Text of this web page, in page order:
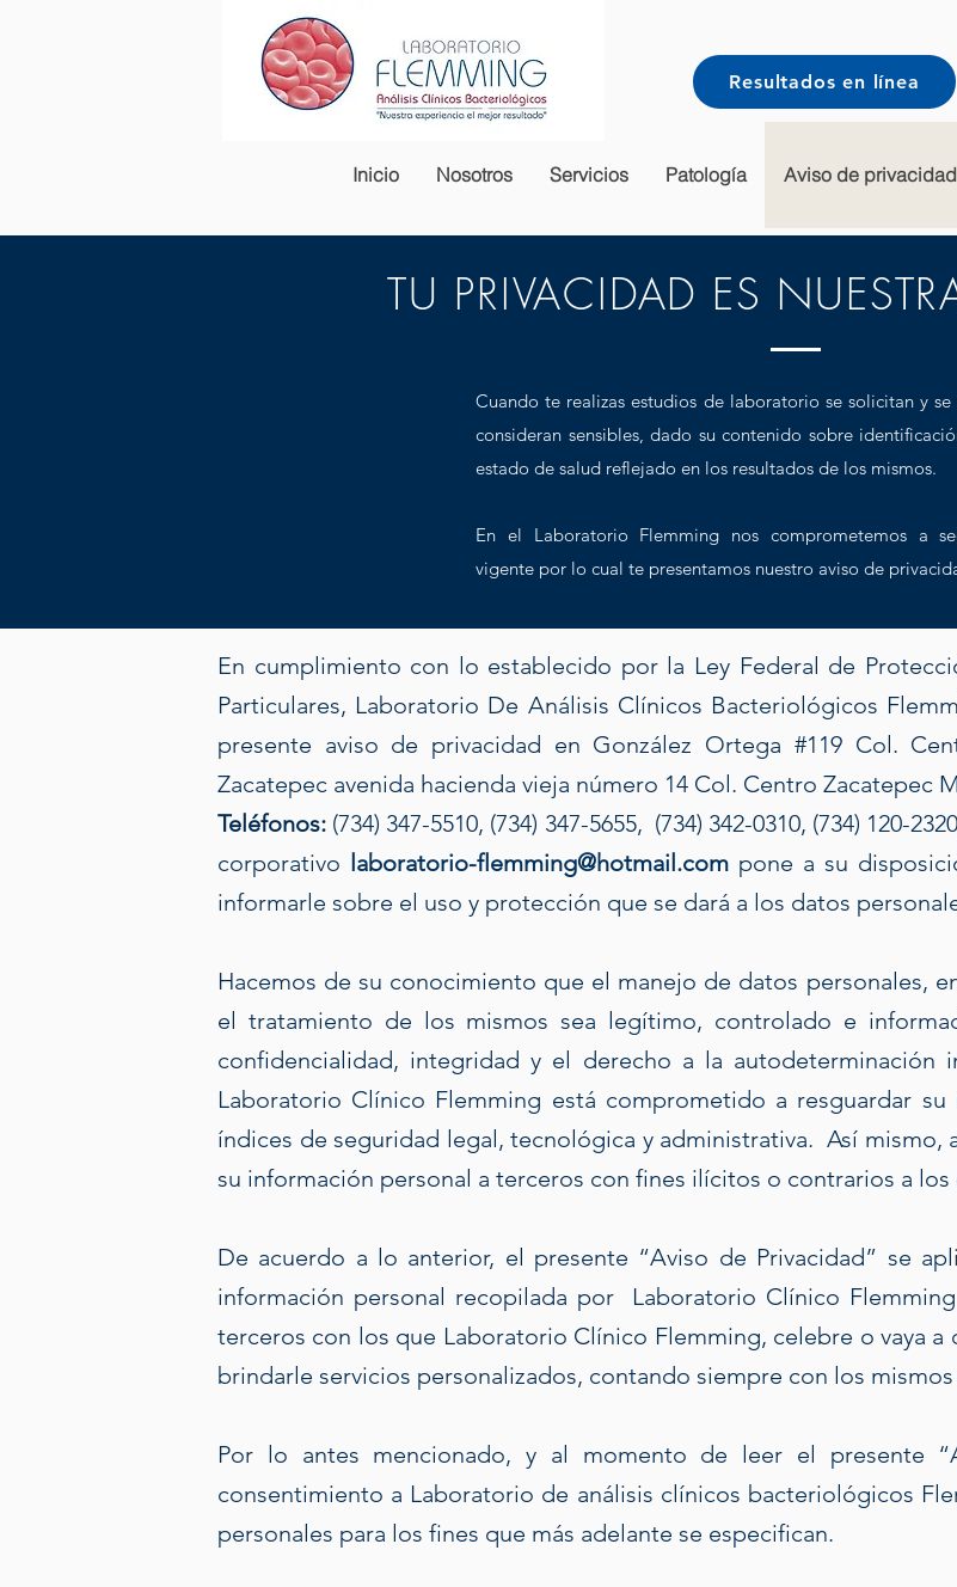
Inicio Nosotros Servicios Patología Aviso de privacidad
Resultados en línea
TU PRIVACIDAD ES
Cuando te realizas estudios de laboratorio se solicitan y
consideran sensibles, dado su contenido sobre
estado de salud reflejado en los resultados de los mismos.
En el Laboratorio Flemming nos comprometemos a
vigente por lo cual te presentamos nuestro aviso de
En cumplimiento con lo establecido por la Ley Federal de
Particulares, Laboratorio De Análisis Clínicos Bacteriológicos
presente aviso de privacidad en González Ortega #119 Col.
Zacatepec avenida hacienda vieja número 14 Col. Centro Zacatepec
Teléfonos: (734) 347-5510, (734) 347-5655, (734) 342-0310, (734) 120-
corporativo laboratorio-flemming@hotmail.com pone a su
informarle sobre el uso y protección que se dará a los datos
Hacemos de su conocimiento que el manejo de datos personales,
el tratamiento de los mismos sea legítimo, controlado e
confidencialidad, integridad y el derecho a la
Laboratorio Clínico Flemming está comprometido a resguardar
índices de seguridad legal, tecnológica y administrativa. Así mismo,
su información personal a terceros con fines ilícitos o contrarios a los
De acuerdo a lo anterior, el presente “Aviso de Privacidad” se
información personal recopilada por Laboratorio Clínico
terceros con los que Laboratorio Clínico Flemming, celebre o vaya
brindarle servicios personalizados, contando siempre con los
Por lo antes mencionado, y al momento de leer el presente
consentimiento a Laboratorio de análisis clínicos bacteriológicos
personales para los fines que más adelante se especifican.